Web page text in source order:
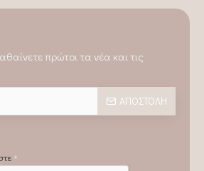
πρώτοι τα νέα και τις
ΑΠΟΣΤΟΛΉ